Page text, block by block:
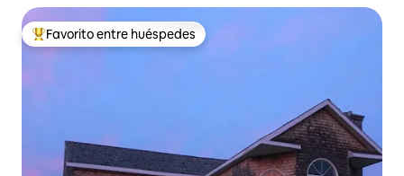
Favorito entre huéspedes preferido
Favorito entre huéspedes